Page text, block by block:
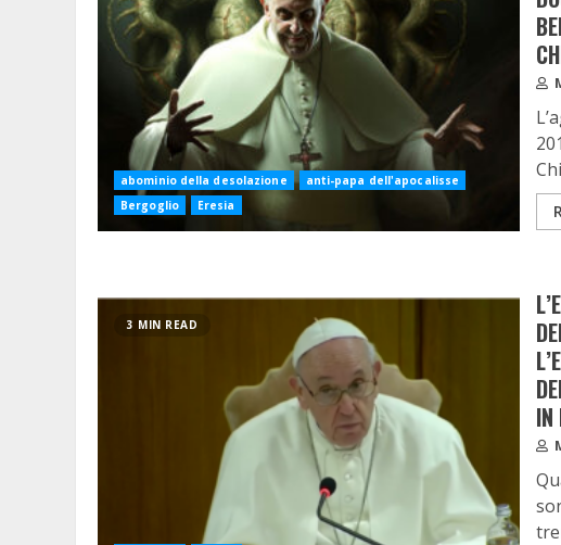
abominio della desolazione
anti-papa dell'apocalisse
Bergoglio
Eresia
3 MIN READ
IN